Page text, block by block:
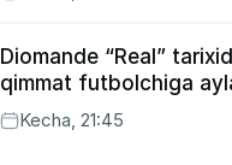
Diomande “Real”
qimmat futbolchiga
Kecha, 21:45